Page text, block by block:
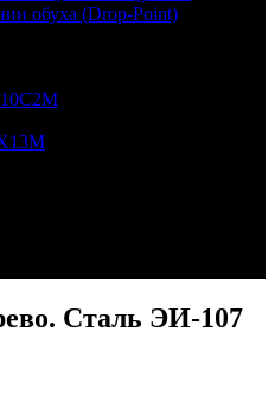
обуха (Drop-Point)
Сталь ЭИ-107